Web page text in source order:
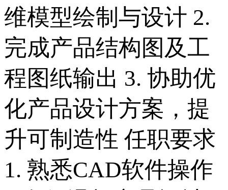
维模型绘制与设计 2.
完成产品结构图及工
程图纸输出 3. 协助优
化产品设计方案，提
升可制造性 任职要求
1. 熟悉CAD软件操作